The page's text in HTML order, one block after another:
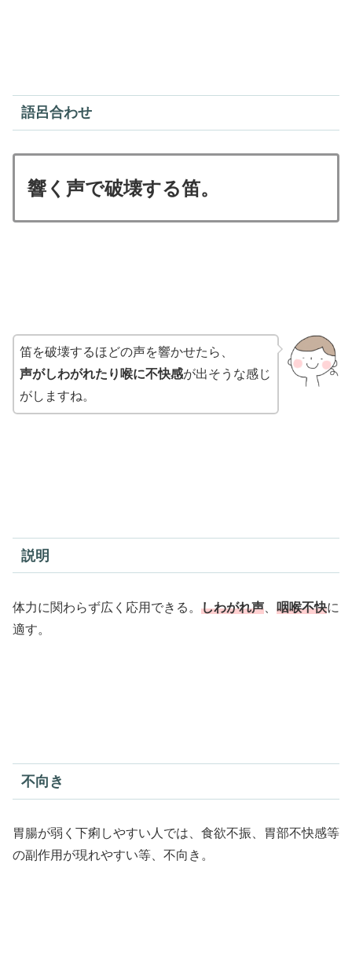
語呂合わせ
響く声で破壊する笛。
笛を破壊するほどの声を響かせたら、
声がしわがれたり喉に不快感が出そうな感じ
がしますね。
説明
体力に関わらず広く応用できる。 しわがれ声 咽喉不快に
適す。
不向き
胃腸が弱く下痢しやすい人では、食欲不振、胃部不快感等
の副作用が現れやすい等、不向き。